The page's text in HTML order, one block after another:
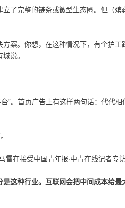
了完整的链条或微型生态圈。但（
案。你想，在这种情况下，有个护
说。
。首页广告上有这样两句话：代代
在接受中国青年报·中青在线记者专访
这种行业。互联网会把中间成本给